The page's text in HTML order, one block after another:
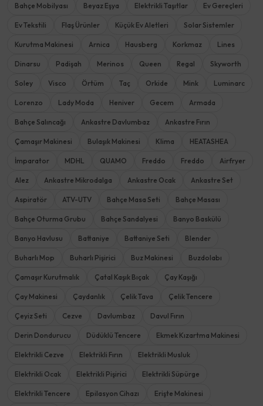
Bahçe Mobilyası Beyaz Eşya Elektrikli Taşıtlar Ev Gereçleri
Ev Tekstili Flaş Ürünler Küçük Ev Aletleri Solar Sistemler
Kurutma Makinesi Arnica Hausberg Korkmaz Lines
Dinarsu Padişah Merinos Queen Regal Skyworth
Soley Visco Örtüm Taç Orkide Mink Luminarc
Lorenzo Lady Moda Heniver Gecem Armada
Bahçe Salıncağı Ankastre Davlumbaz Ankastre Fırın
Çamaşır Makinesi Bulaşık Makinesi Klima HEATASHEA
İmparator MDHL QUAMO Freddo Freddo Airfryer
Alez Ankastre Mikrodalga Ankastre Ocak Ankastre Set
Aspiratör ATV-UTV Bahçe Masa Seti Bahçe Masası
Bahçe Oturma Grubu Bahçe Sandalyesi Banyo Baskülü
Banyo Havlusu Battaniye Battaniye Seti Blender
Buharlı Mop Buharlı Pişirici Buz Makinesi Buzdolabı
Çamaşır Kurutmalık Çatal Kaşık Bıçak Çay Kaşığı
Çay Makinesi Çaydanlık Çelik Tava Çelik Tencere
Çeyiz Seti Cezve Davlumbaz Davul Fırın
Derin Dondurucu Düdüklü Tencere Ekmek Kızartma Makinesi
Elektrikli Cezve Elektrikli Fırın Elektrikli Musluk
Elektrikli Ocak Elektrikli Pişirici Elektrikli Süpürge
Elektrikli Tencere Epilasyon Cihazı Erişte Makinesi